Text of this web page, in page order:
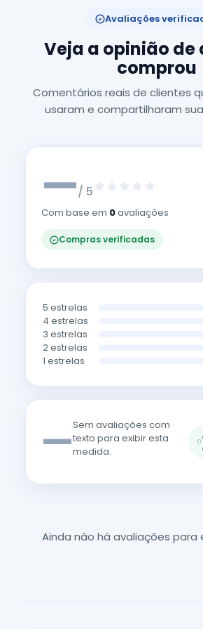
Avaliações
Veja a opinião de
comprou
Comentários reais de clientes
usaram e compartilharam
—/ 5
Com base em 0avaliações
Compras verificadas
5 estrelas
4 estrelas
3 estrelas
2 estrelas
1 estrelas
—Sem avaliações com
texto para exibir esta
medida.
Ainda não há avaliações para